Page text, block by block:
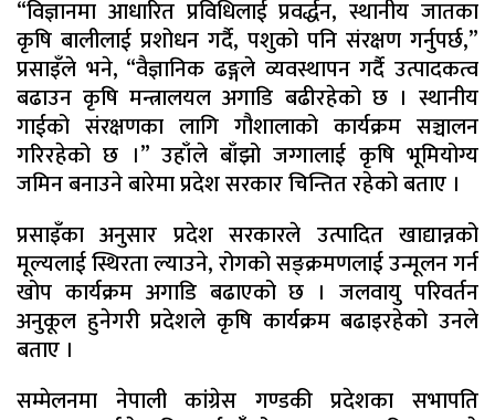
“विज्ञानमा आधारित प्रविधिलाई प्रवर्द्धन, स्थानीय जातका
कृषि बालीलाई प्रशोधन गर्दै, पशुको पनि संरक्षण गर्नुपर्छ,”
प्रसाइँले भने, “वैज्ञानिक ढङ्गले व्यवस्थापन गर्दै उत्पादकत्व
बढाउन कृषि मन्त्रालयल अगाडि बढीरहेको छ । स्थानीय
गाईको संरक्षणका लागि गौशालाको कार्यक्रम सञ्चालन
गरिरहेको छ ।” उहाँले बाँझो जग्गालाई कृषि भूमियोग्य
जमिन बनाउने बारेमा प्रदेश सरकार चिन्तित रहेको बताए ।
प्रसाइँका अनुसार प्रदेश सरकारले उत्पादित खाद्यान्नको
मूल्यलाई स्थिरता ल्याउने, रोगको सङ्क्रमणलाई उन्मूलन गर्न
खोप कार्यक्रम अगाडि बढाएको छ । जलवायु परिवर्तन
अनुकूल हुनेगरी प्रदेशले कृषि कार्यक्रम बढाइरहेको उनले
बताए ।
सम्मेलनमा नेपाली कांग्रेस गण्डकी प्रदेशका सभापति